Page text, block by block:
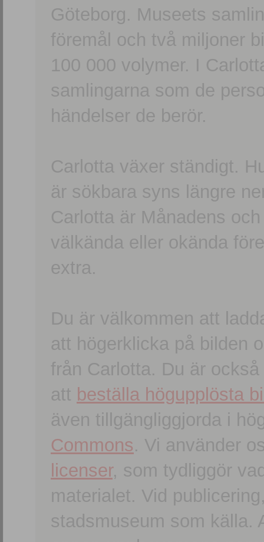
Göteborg. Museets
föremål och två miljoner
100 000 volymer. I
samlingarna som de
händelser de berör.
Carlotta växer ständigt.
är sökbara syns längre
Carlotta är Månadens
välkända eller okända
extra.
Du är välkommen att
att högerklicka på bilden
från Carlotta. Du är
att beställa högupplösta
även tillgängliggjorda i
Commons. Vi använder
licenser, som tydliggör
materialet. Vid
stadsmuseum som källa.